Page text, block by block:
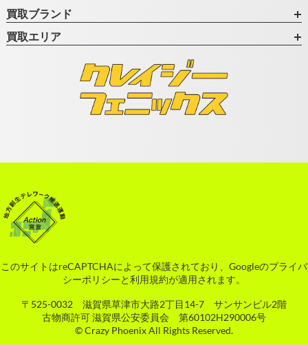
買取ブランド
買取エリア
このサイトはreCAPTCHAによって保護されており、Googleのプライバ
シーポリシーと利用規約が適用されます。
〒525-0032 滋賀県草津市大路2丁目14-7 サンサンビル2階
古物商許可 滋賀県公安委員会 第60102H290006号
© Crazy Phoenix All Rights Reserved.